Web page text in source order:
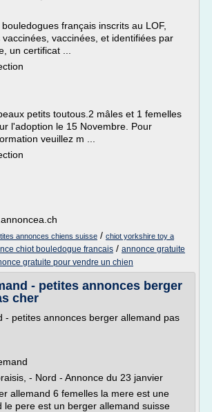
français inscrits au LOF,
vaccinées, et identifiées par
un certificat ...
petits toutous.2 mâles et 1 femelles
l'adoption le 15 Novembre. Pour
veuillez m ...
annonces chiens suisse / chiot yorkshire toy a
chiot bouledogue francais / annonce gratuite
gratuite pour vendre un chien
- petites annonces berger
cher
- petites annonces berger allemand pas
- Nord - Annonce du 23 janvier
allemand 6 femelles la mere est une
le pere est un berger allemand suisse